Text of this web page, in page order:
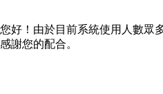
好！由於目前系統使用人數眾
謝您的配合。